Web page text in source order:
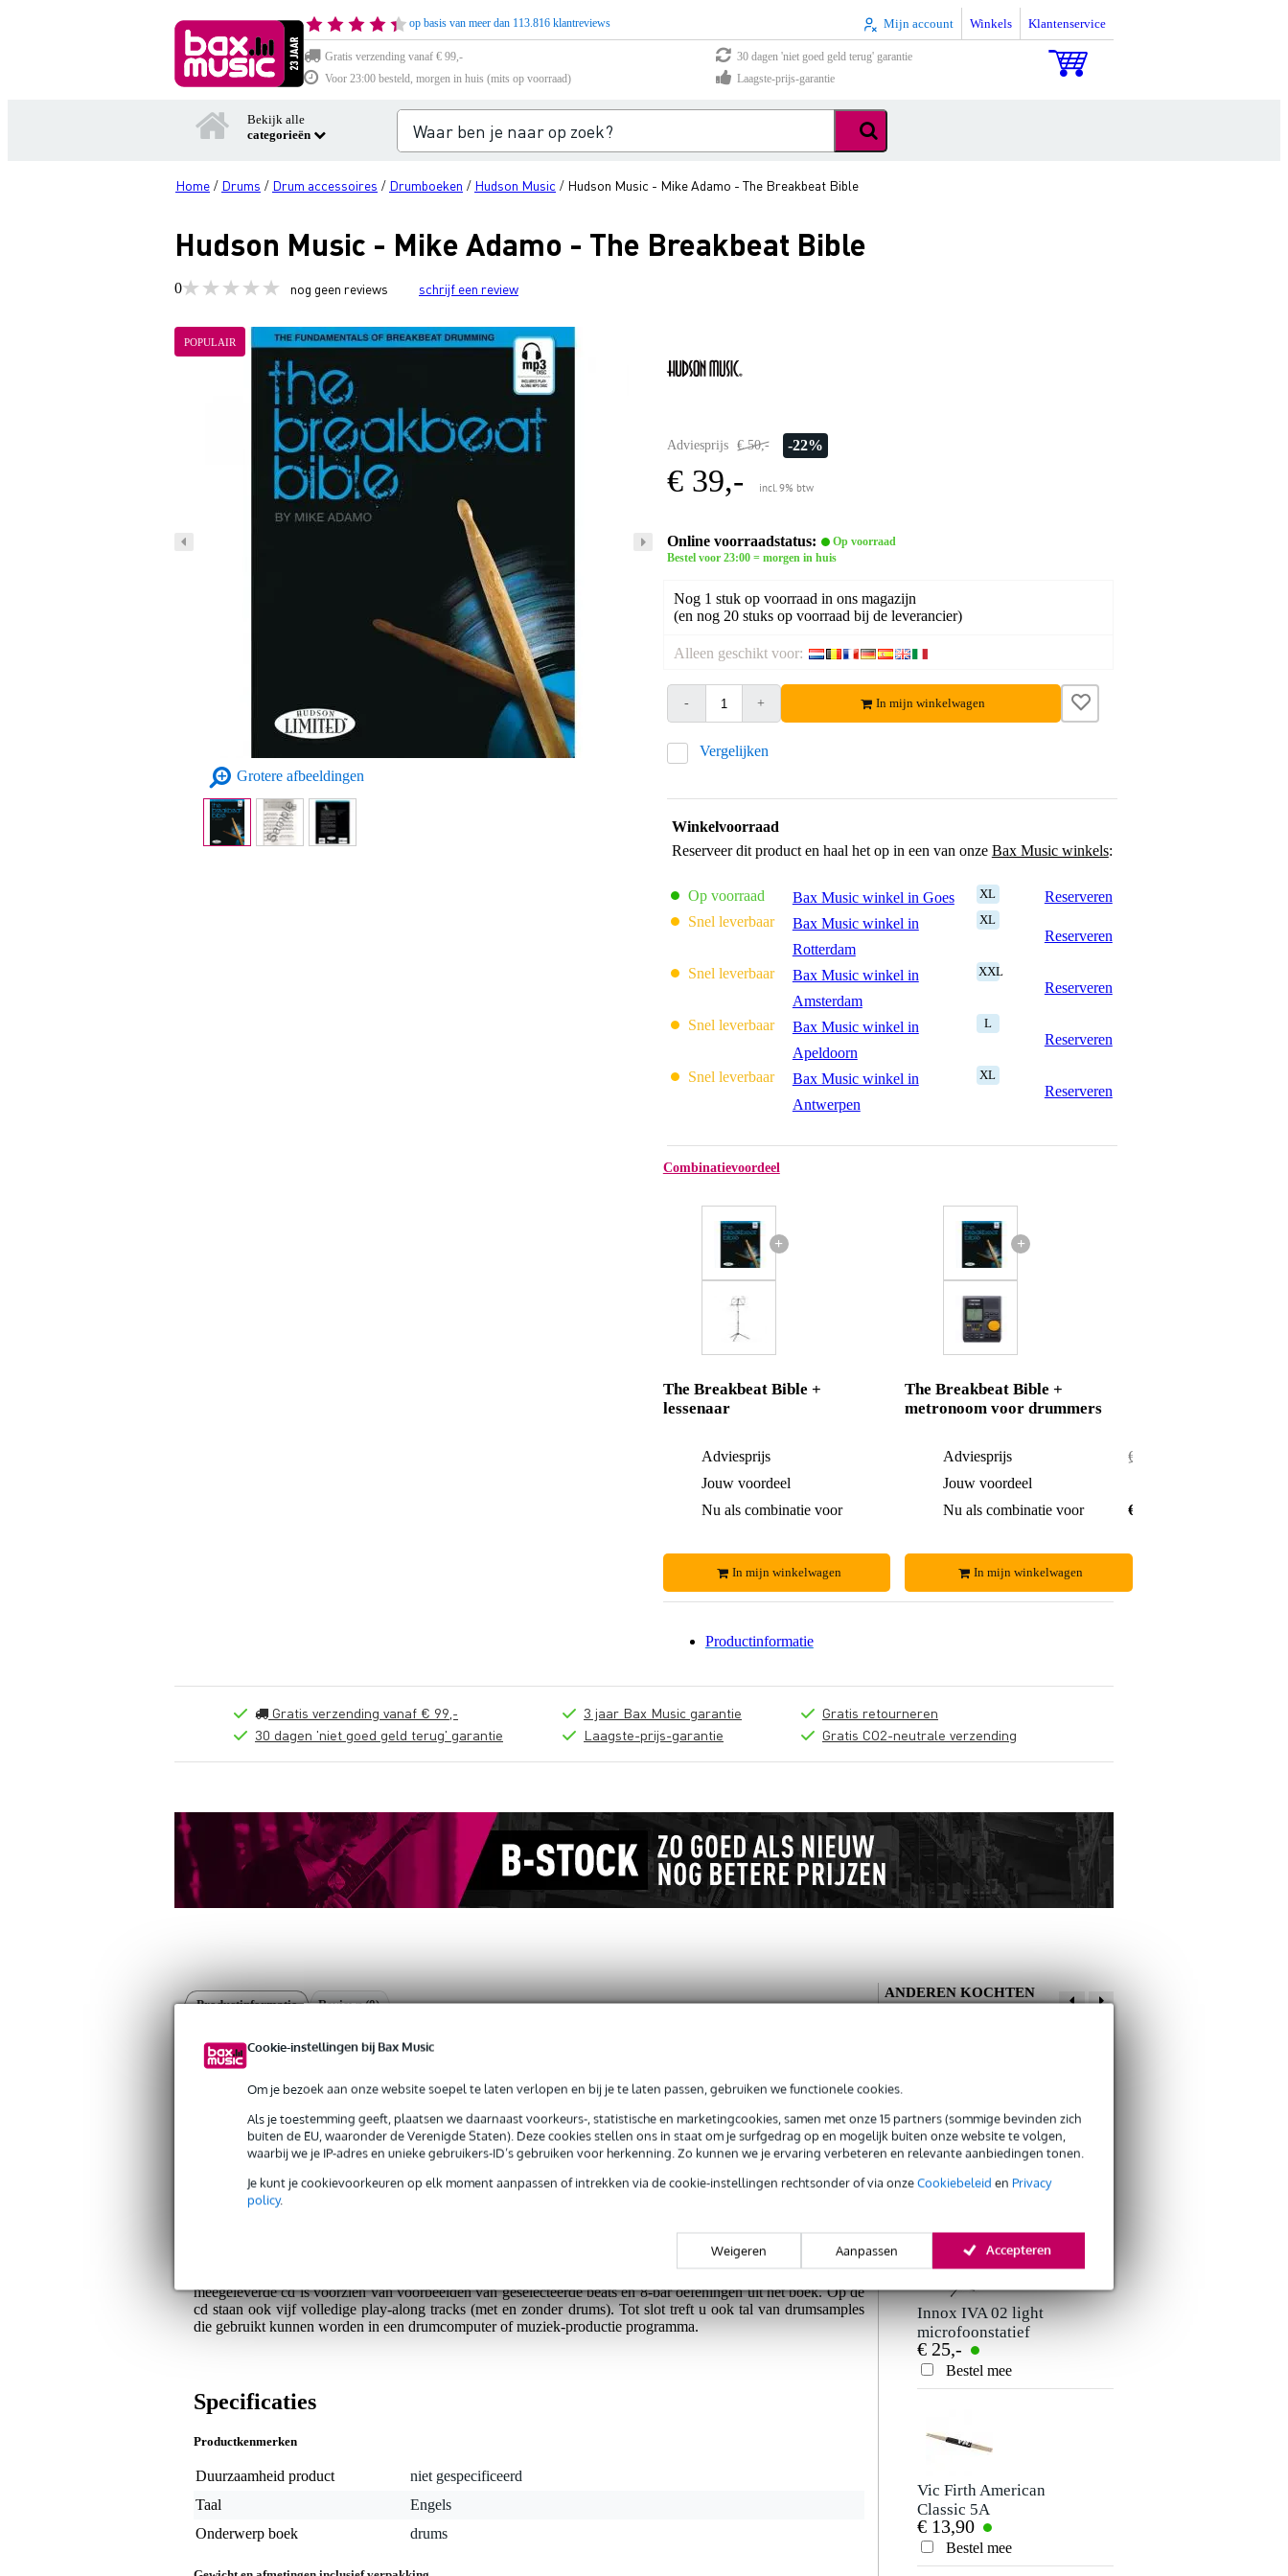
Cookie-instellingen bij Bax Music
Om je bezoek aan onze website soepel te laten verlopen en bij je te laten passen, gebruiken we functionele cookies.
Als je toestemming geeft, plaatsen we daarnaast voorkeurs-, statistische en marketingcookies, samen met onze 15 partners (sommige bevinden zich
buiten de EU, waaronder de Verenigde Staten). Deze cookies stellen ons in staat om je surfgedrag op en mogelijk buiten onze website te volgen,
waarbij we je IP-adres en unieke gebruikers-ID’s gebruiken voor herkenning. Zo kunnen we je ervaring verbeteren en relevante aanbiedingen tonen.
Je kunt je cookievoorkeuren op elk moment aanpassen of intrekken via de cookie-instellingen rechtsonder of via onzeCookiebeleid en Privacy
policy.
Weigeren Aanpassen Accepteren
op basis van meer dan 113.816 klantreviews Mijn account Winkels Klantenservice
Gratis verzending vanaf € 99,-
30 dagen 'niet goed geld terug' garantie
Voor 23:00 besteld, morgen in huis (mits op voorraad)
Laagste-prijs-garantie
Bekijk alle
categorieën
Home / Drums / Drum accessoires / Drumboeken / Hudson Music / Hudson Music - Mike Adamo - The Breakbeat Bible
Hudson Music - Mike Adamo - The Breakbeat Bible
0 nog geen reviews schrijf een review
POPULAIR
Grotere afbeeldingen
Adviesprijs € 50,- -22%
€ 39,- incl. 9% btw
Online voorraadstatus:
Op voorraad
Bestel voor 23:00 = morgen in huis
Nog 1 stuk op voorraad in ons magazijn
(en nog 20 stuks op voorraad bij de leverancier)
Alleen geschikt voor:
- + In mijn winkelwagen
Vergelijken
Winkelvoorraad
Reserveer dit product en haal het op in een van onze Bax Music winkels:
Op voorraad Bax Music winkel in Goes XL
Reserveren
Snel leverbaar
Bax Music winkel in
Rotterdam
XL
Reserveren
Snel leverbaar
Bax Music winkel in
Amsterdam
XXL
Reserveren
Snel leverbaar
Bax Music winkel in
Apeldoorn
L
Reserveren
Snel leverbaar
Bax Music winkel in
Antwerpen
XL
Reserveren
Combinatievoordeel
+
The Breakbeat Bible +
lessenaar
Adviesprijs
Jouw voordeel
Nu als combinatie voor
In mijn winkelwagen
+
The Breakbeat Bible +
metronoom voor drummers
Adviesprijs
€ 198,-
Jouw voordeel
Nu als combinatie voor
€ 194,-
In mijn winkelwagen
Productinformatie
Gratis verzending vanaf € 99,-
30 dagen 'niet goed geld terug' garantie
3 jaar Bax Music garantie
Laagste-prijs-garantie
Gratis retourneren
Gratis CO2-neutrale verzending
Productinformatie Reviews(0)
Hudson Music - Mike Adamo - The Breakbeat Bible
Artikelnr:9000-0017-7627
Servicebelofte
Bax Music Garantie : Op dit product krijg je geen garantie.
Op dit product krijg je geen garantie.
achtergrond informatie een duidelijk overzicht van de ontwikkeling van de breakbeat en hiphop muziek.
meegeleverde cd is voorzien van voorbeelden van geselecteerde beats en 8-bar oefeningen uit het boek.Op de
cd staan ook vijf volledige play-along tracks (met en zonder drums). Tot slot treft u ook tal van drumsamples
die gebruikt kunnen worden in een drumcomputer of muziek-productie programma.
Specificaties
Productkenmerken
Duurzaamheid product
niet gespecificeerd
Taal
Engels
Onderwerp boek
drums
Je beoordeling
Je ervaring
Verstuur
Er zijn nog geen reviews voor dit product.
ANDEREN KOCHTEN
OOK
Devine PRO 2000
studio
hoofdtelefoon
Bestel mee
Innox IVA 02 light
microfoonstatief
€ 25,-
Bestel mee
Vic Firth American
Classic 5A
drumstokken
hickory met houten
tip
€ 13,90
Bestel mee